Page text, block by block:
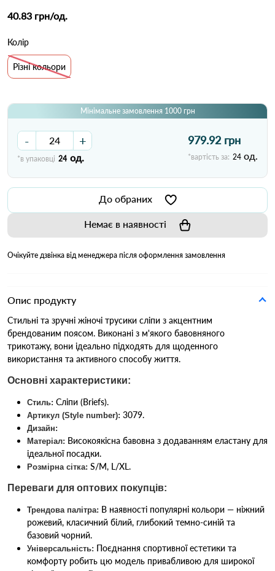
40.83 грн/од.
Колір
Різні кольори
Мінімальне замовлення 1000 грн
- +
*в упаковці 24 од.
979.92 грн
*вартість за: 24 од.
До обраних
Немає в наявності
Очікуйте дзвінка від менеджера після оформлення замовлення
Опис продукту
Стильні та зручні жіночі трусики сліпи з акцентним
брендованим поясом. Виконані з м'якого бавовняного
трикотажу, вони ідеально підходять для щоденного
використання та активного способу життя.
Основні характеристики:
Стиль: Сліпи (Briefs).
Артикул (Style number): 3079.
Дизайн:
Матеріал: Високоякісна бавовна з додаванням еластану для
ідеальної посадки.
Розмірна сітка: S/M, L/XL.
Переваги для оптових покупців:
Трендова палітра: В наявності популярні кольори — ніжний
рожевий, класичний білий, глибокий темно-синій та
базовий чорний.
Універсальність: Поєднання спортивної естетики та
комфорту робить цю модель привабливою для широкої